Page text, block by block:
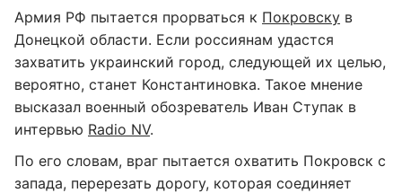
Армия РФ пытается прорваться к Покровску в
Донецкой области. Если россиянам удастся
захватить украинский город, следующей их целью,
вероятно, станет Константиновка. Такое мнение
высказал военный обозреватель Иван Ступак в
интервью Radio NV.
По его словам, враг пытается охватить Покровск с
запада, перерезать дорогу, которая соединяет